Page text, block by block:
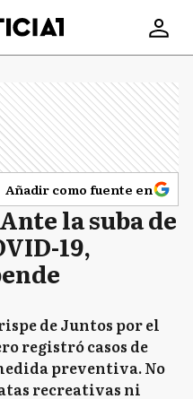
Añadir como fuente en
la suba de
19,
de Juntos por el
registró casos de
preventiva. No
recreativas ni